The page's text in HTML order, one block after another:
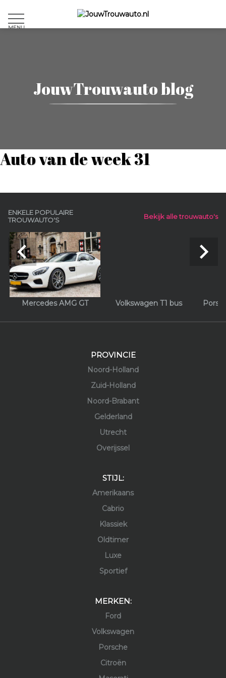
MENU
JouwTrouwauto blog
Auto van de week 31
ENKELE POPULAIRE
TROUWAUTO'S
Bekijk alle trouwauto's
Mercedes AMG GT Volkswagen T1 bus
navigate_before navigate_next
PROVINCIE
Noord-Holland
Zuid-Holland
Noord-Brabant
Gelderland
Utrecht
Overijssel
STIJL:
Amerikaans
Cabrio
Klassiek
Oldtimer
Luxe
Sportief
MERKEN:
Ford
Volkswagen
Porsche
Citroën